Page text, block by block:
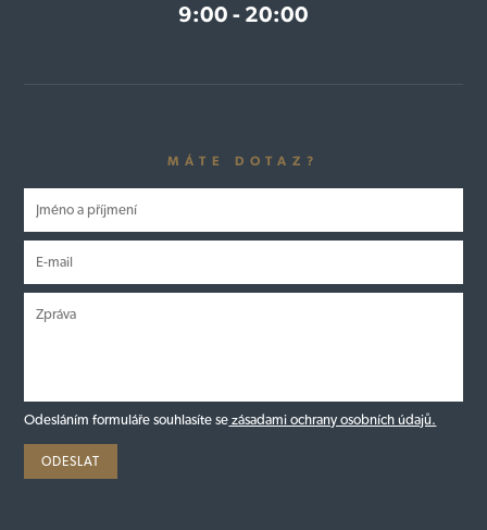
9:00 - 20:00
MÁTE DOTAZ?
Odesláním formuláře souhlasíte se zásadami ochrany osobních údajů.